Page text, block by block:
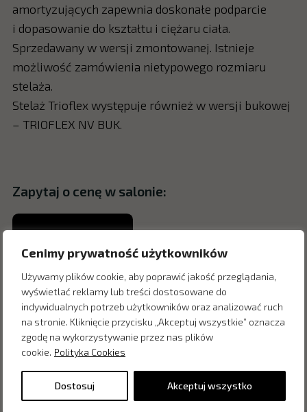
Cenimy prywatność użytkowników
Używamy plików cookie, aby poprawić jakość przeglądania,
wyświetlać reklamy lub treści dostosowane do
indywidualnych potrzeb użytkowników oraz analizować ruch
na stronie. Kliknięcie przycisku „Akceptuj wszystkie” oznacza
zgodę na wykorzystywanie przez nas plików
cookie. Polityka Cookies
Dostosuj Akceptuj wszystko
amortyzujących zapewnia doskonałe podparcie
i dopasowanie do kształtu i ciężaru ciała.
Sprzedawany w wersji zmontowanej. Istnieje
możliwość zamówienia nietypowego rozmiaru
stelaża.
Stelaż Trioflex występuje również w wersji bukowej
– TRIOFLEX NV BUK.
Zapytaj o cenę w salonie: